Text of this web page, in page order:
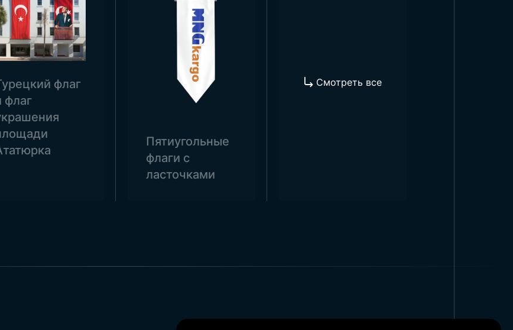
ваши потребности можно обсудить, связавшись с Trend Bayrak.
Посетите нас через Google Карты!
флаг
флаг
Пятиугольные
флаги с
ласточками
Смотреть все